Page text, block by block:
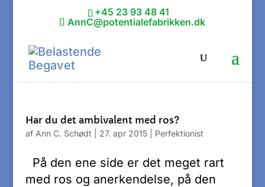
+45 23 93 48 41
AnnC@potentialefabrikken.dk
Har du det ambivalent med ros?
af Ann C. Schødt 27. apr 2015| Perfektionist
På den ene side er det meget rart
med ros og anerkendelse, på den